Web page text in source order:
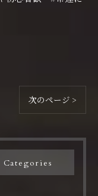
次のページ >
Categories